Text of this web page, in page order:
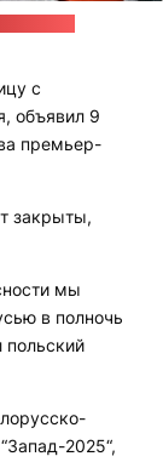
с
объявил 9
премьер-
закрыты,
мы
в полночь
польский
2025“,